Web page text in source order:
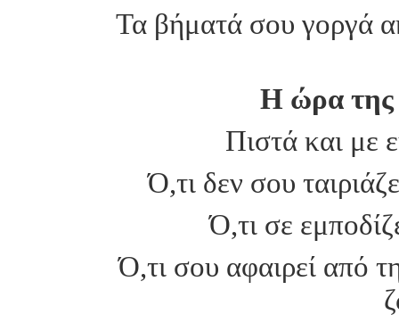
Τα βήματά σου γοργά
Η ώρα της
Πιστά και με
Ό,τι δεν σου
Ό,τι σε
Ό,τι σου αφαιρεί από